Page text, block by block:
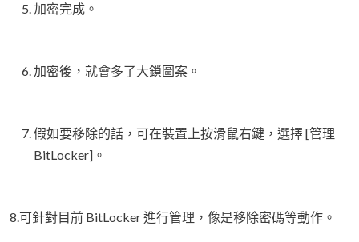
加密完成。
加密後，就會多了大鎖圖案。
假如要移除的話，可在裝置上按滑鼠右鍵，選擇 [管理
BitLocker]。
8.可針對目前 BitLocker 進行管理，像是移除密碼等動作。